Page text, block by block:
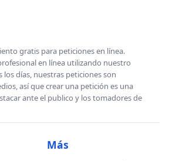
gratis para peticiones en línea.
en línea utilizando nuestro
los días, nuestras peticiones son
así que crear una petición es una
ante el publico y los tomadores de
Más